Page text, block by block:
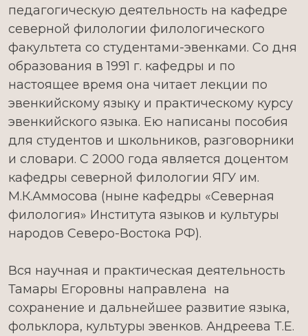
педагогическую деятельность на кафедре
северной филологии филологического
факультета со студентами-эвенками. Со дня
образования в 1991 г. кафедры и по
настоящее время она читает лекции по
эвенкийскому языку и практическому курсу
эвенкийского языка. Ею написаны пособия
для студентов и школьников, разговорники
и словари. С 2000 года является доцентом
кафедры северной филологии ЯГУ им.
М.К.Аммосова (ныне кафедры «Северная
филология» Института языков и культуры
народов Северо-Востока РФ).
Вся научная и практическая деятельность
Тамары Егоровны направлена на
сохранение и дальнейшее развитие языка,
фольклора, культуры эвенков. Андреева Т.Е.